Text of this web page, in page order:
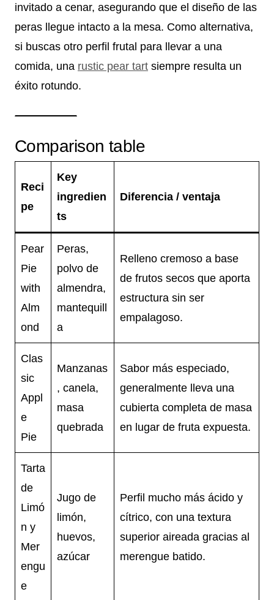
invitado a cenar, asegurando que el diseño de las
peras llegue intacto a la mesa. Como alternativa,
si buscas otro perfil frutal para llevar a una
comida, una rustic pear tart siempre resulta un
éxito rotundo.
Comparison table
Reci
pe
Key
ingredien
ts
Diferencia / ventaja
Pear
Pie
with
Alm
ond
Peras,
polvo de
almendra,
mantequill
a
Relleno cremoso a base
de frutos secos que aporta
estructura sin ser
empalagoso.
Clas
sic
Appl
e
Pie
Manzanas
, canela,
masa
quebrada
Sabor más especiado,
generalmente lleva una
cubierta completa de masa
en lugar de fruta expuesta.
Tarta
de
Limó
n y
Mer
engu
e
Jugo de
limón,
huevos,
azúcar
Perfil mucho más ácido y
cítrico, con una textura
superior aireada gracias al
merengue batido.